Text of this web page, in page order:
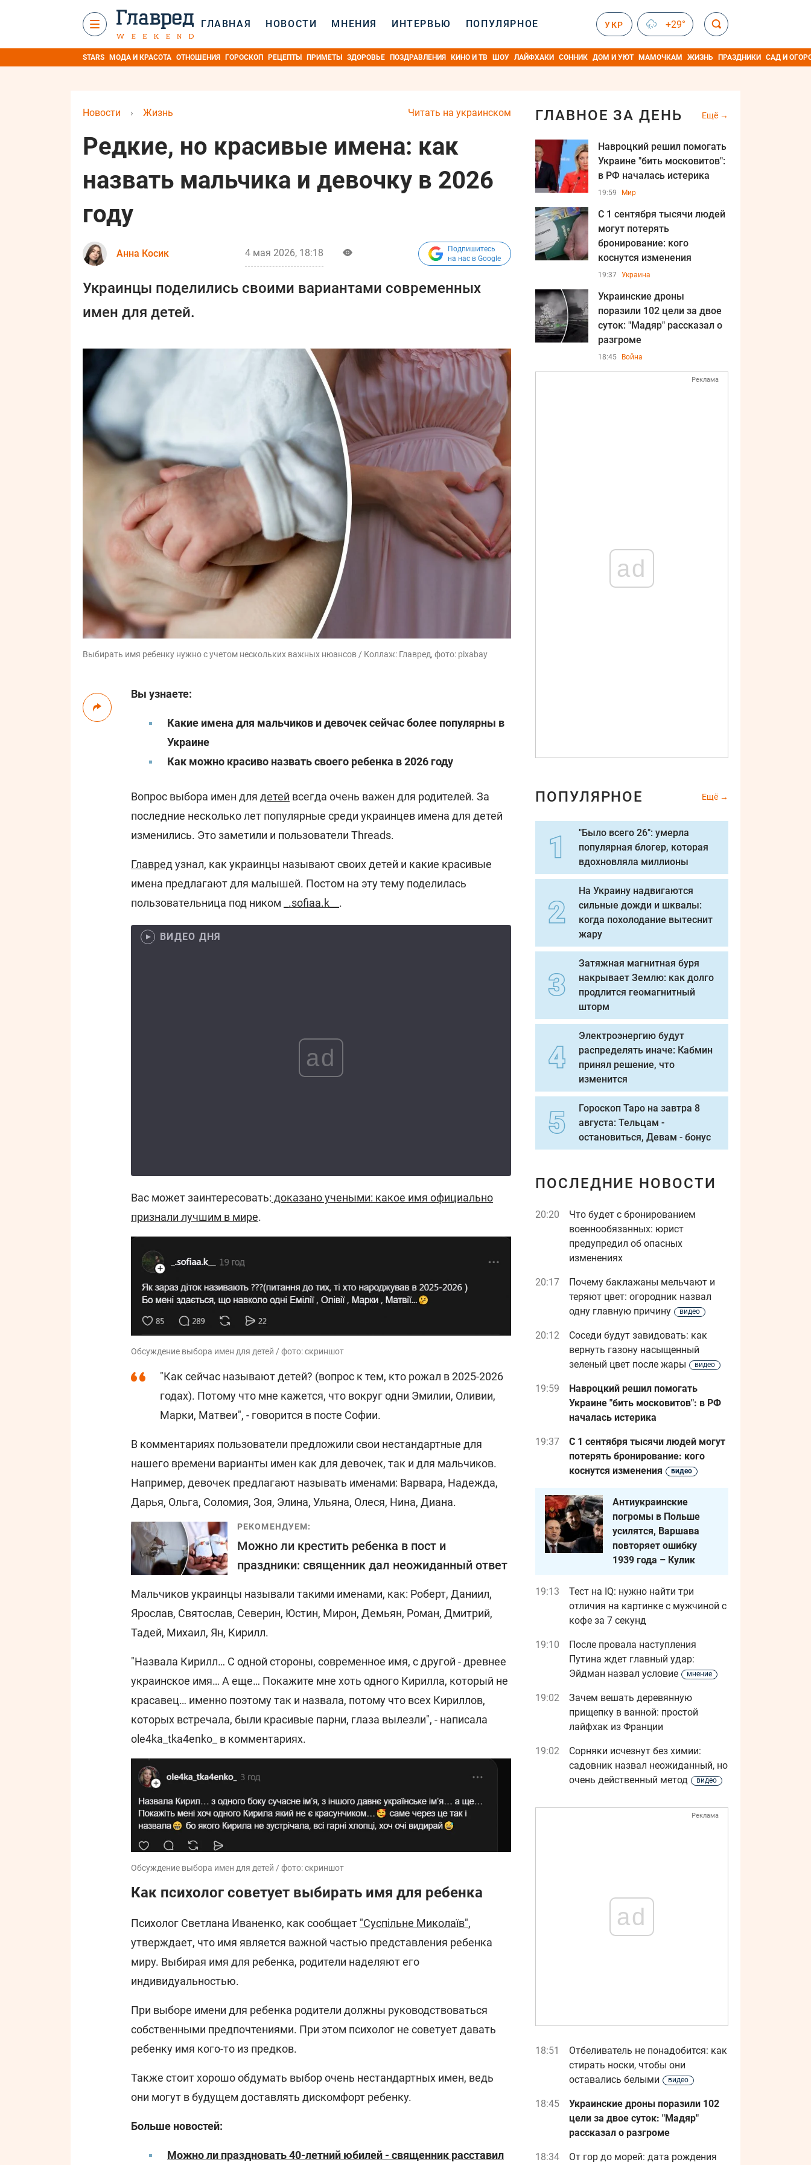
ГЛАВНАЯ НОВОСТИ МНЕНИЯ ИНТЕРВЬЮ ПОПУЛЯРНОЕ УКР +29°
STARS МОДА И КРАСОТА ОТНОШЕНИЯ ГОРОСКОП РЕЦЕПТЫ ПРИМЕТЫ ЗДОРОВЬЕ ПОЗДРАВЛЕНИЯ КИНО И ТВ ШОУ ЛАЙФХАКИ СОННИК ДОМ И УЮТ МАМОЧКАМ ЖИЗНЬ ПРАЗДНИКИ САД И
Читать на украинском
Новости › Жизнь
Редкие, но красивые имена: как
назвать мальчика и девочку в 2026
году
Анна Косик 4 мая 2026, 18:18
Подпишитесь
на нас в Google
Украинцы поделились своими вариантами современных
имен для детей.
Выбирать имя ребенку нужно с учетом нескольких важных нюансов / Коллаж: Главред, фото: pixabay
Вы узнаете:
Какие имена для мальчиков и девочек сейчас более популярны в
Украине
Как можно красиво назвать своего ребенка в 2026 году
Вопрос выбора имен для детей всегда очень важен для родителей. За
последние несколько лет популярные среди украинцев имена для детей
изменились. Это заметили и пользователи Threads.
Главред узнал, как украинцы называют своих детей и какие красивые
имена предлагают для малышей. Постом на эту тему поделилась
пользовательница под ником
_.sofiaa.k__ .
ВИДЕО ДНЯ
ad
Вас может заинтересовать: доказано учеными: какое имя официально
признали лучшим в мире.
Обсуждение выбора имен для детей / фото: скриншот
"Как сейчас называют детей? (вопрос к тем, кто рожал в 2025-2026
годах). Потому что мне кажется, что вокруг одни Эмилии, Оливии,
Марки, Матвеи", - говорится в посте Софии.
В комментариях пользователи предложили свои нестандартные для
нашего времени варианты имен как для девочек, так и для мальчиков.
Например, девочек предлагают называть именами: Варвара, Надежда,
Дарья, Ольга, Соломия, Зоя, Элина, Ульяна, Олеся, Нина, Диана.
РЕКОМЕНДУЕМ:
Можно ли крестить ребенка в пост и
праздники: священник дал неожиданный ответ
Мальчиков украинцы называли такими именами, как: Роберт, Даниил,
Ярослав, Святослав, Северин, Юстин, Мирон, Демьян, Роман, Дмитрий,
Тадей, Михаил, Ян, Кирилл.
"Назвала Кирилл… С одной стороны, современное имя, с другой - древнее
украинское имя… А еще… Покажите мне хоть одного Кирилла, который не
красавец… именно поэтому так и назвала, потому что всех Кириллов,
которых встречала, были красивые парни, глаза вылезли", - написала
ole4ka_tka4enko_ в комментариях.
Обсуждение выбора имен для детей / фото: скриншот
Как психолог советует выбирать имя для ребенка
Психолог Светлана Иваненко, как сообщает "Суспільне Миколаїв",
утверждает, что имя является важной частью представления ребенка
миру. Выбирая имя для ребенка, родители наделяют его
индивидуальностью.
При выборе имени для ребенка родители должны руководствоваться
собственными предпочтениями. При этом психолог не советует давать
ребенку имя кого-то из предков.
Также стоит хорошо обдумать выбор очень нестандартных имен, ведь
они могут в будущем доставлять дискомфорт ребенку.
Больше новостей:
Можно ли праздновать 40-летний юбилей - священник расставил
ГЛАВНОЕ ЗА ДЕНЬ Ещё
Навроцкий решил помогать
Украине "бить московитов":
в РФ началась истерика
19:59 Мир
С 1 сентября тысячи людей
могут потерять
бронирование: кого
коснутся изменения
19:37 Украина
Украинские дроны
поразили 102 цели за двое
суток: "Мадяр" рассказал о
разгроме
18:45 Война
Реклама
ad
ПОПУЛЯРНОЕ Ещё
"Было всего 26": умерла
популярная блогер, которая
вдохновляла миллионы
На Украину надвигаются
сильные дожди и шквалы:
когда похолодание вытеснит
жару
Затяжная магнитная буря
накрывает Землю: как долго
продлится геомагнитный
шторм
Электроэнергию будут
распределять иначе: Кабмин
принял решение, что
изменится
Гороскоп Таро на завтра 8
августа: Тельцам -
остановиться, Девам - бонус
ПОСЛЕДНИЕ НОВОСТИ
20:20
Что будет с бронированием
военнообязанных: юрист
предупредил об опасных
изменениях
20:17
Почему баклажаны мельчают и
теряют цвет: огородник назвал
одну главную причину
видео
20:12
Соседи будут завидовать: как
вернуть газону насыщенный
зеленый цвет после жары
видео
19:59
Навроцкий решил помогать
Украине "бить московитов": в РФ
началась истерика
19:37
С 1 сентября тысячи людей могут
потерять бронирование: кого
коснутся изменения
видео
Антиукраинские
погромы в Польше
усилятся, Варшава
повторяет ошибку
1939 года – Кулик
19:13
Тест на IQ: нужно найти три
отличия на картинке с мужчиной с
кофе за 7 секунд
19:10
После провала наступления
Путина ждет главный удар:
Эйдман назвал условие
мнение
19:02
Зачем вешать деревянную
прищепку в ванной: простой
лайфхак из Франции
19:02
Сорняки исчезнут без химии:
садовник назвал неожиданный, но
очень действенный метод
видео
Реклама
ad
18:51
Отбеливатель не понадобится: как
стирать носки, чтобы они
оставались белыми
видео
18:45
Украинские дроны поразили 102
цели за двое суток: "Мадяр"
рассказал о разгроме
18:34 От гор до морей: дата рождения